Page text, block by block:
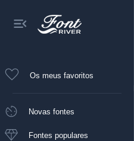
Os meus favoritos
Novas fontes
Fontes populares